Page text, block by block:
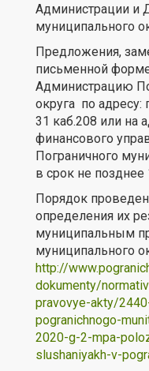
Администрации и
муниципального
Предложения,
письменной
Администрацию
округа по адресу:
31 каб.208 или на
финансового
Пограничного
в срок не позднее
Порядок
определения их
муниципальным
муниципального
http://
dokumenty/
pravovye-akty/
pogranichnogo-
2020-g-2-mpa-
slushaniyakh-v-